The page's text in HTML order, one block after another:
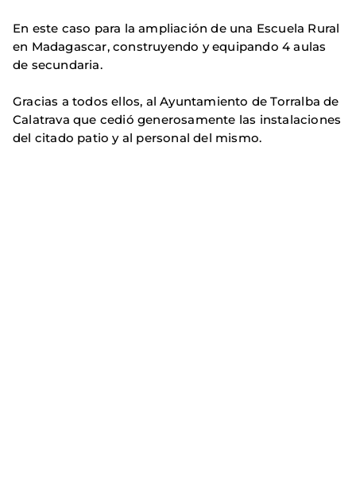
En este caso para la ampliación de una Escuela Rural
en Madagascar, construyendo y equipando 4 aulas
de secundaria.
Gracias a todos ellos, al Ayuntamiento de Torralba de
Calatrava que cedió generosamente las instalaciones
del citado patio y al personal del mismo.